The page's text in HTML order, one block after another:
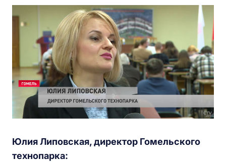
Юлия Липовская, директор Гомельского
технопарка: